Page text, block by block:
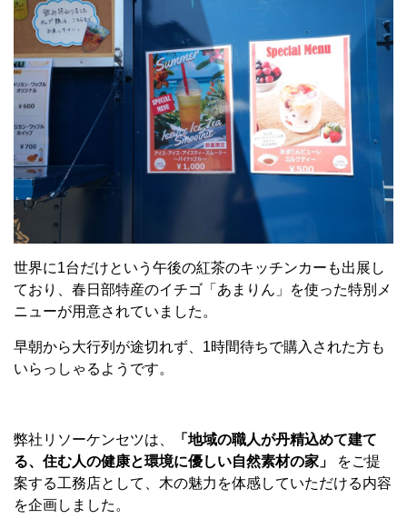
世界に1台だけという午後の紅茶のキッチンカーも出展し
ており、春日部特産のイチゴ「あまりん」を使った特別メ
ニューが用意されていました。
早朝から大行列が途切れず、1時間待ちで購入された方も
いらっしゃるようです。
弊社リソーケンセツは、
「地域の職人が丹精込めて建て
る、住む人の健康と環境に優しい自然素材の家」
をご提
案する工務店として、木の魅力を体感していただける内容
を企画しました。